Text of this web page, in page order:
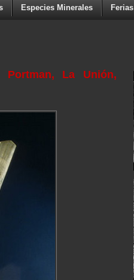
Especies Minerales Ferias
La Unión,